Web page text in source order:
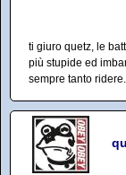
ti giuro quetz, le
più stupide ed
sempre tanto